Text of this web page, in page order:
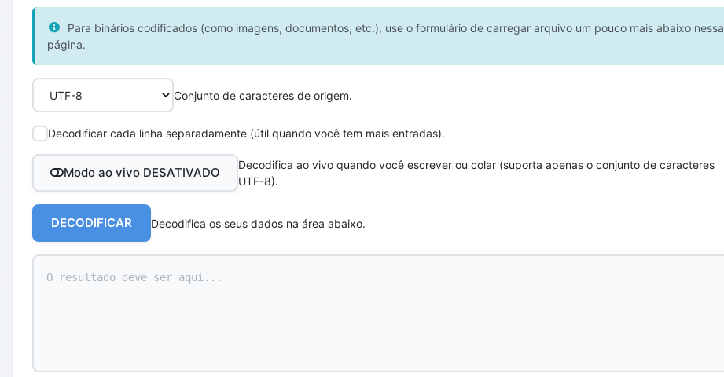
Para binários codificados (como imagens, documentos, etc.), use o formulário de carregar arquivo um pouco mais abaixo nessa
página.
Conjunto de caracteres de origem.
Decodificar cada linha separadamente (útil quando você tem mais entradas).
Modo ao vivo DESATIVADO
Decodifica ao vivo quando você escrever ou colar (suporta apenas o conjunto de caracteres
UTF-8).
DECODIFICAR Decodifica os seus dados na área abaixo.